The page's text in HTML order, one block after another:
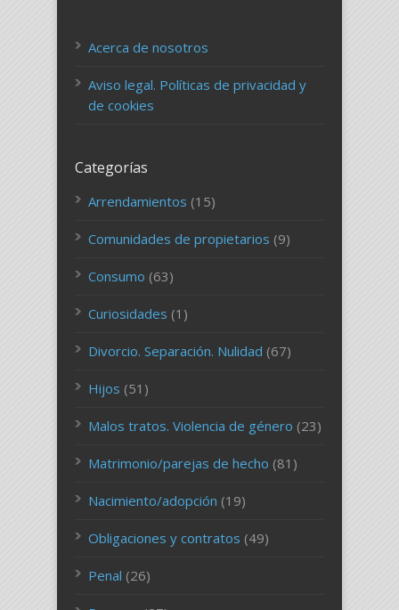
Acerca de nosotros
Aviso legal. Políticas de privacidad y
de cookies
Categorías
Arrendamientos (15)
Comunidades de propietarios (9)
Consumo (63)
Curiosidades (1)
Divorcio. Separación. Nulidad (67)
Hijos (51)
Malos tratos. Violencia de género (23)
Matrimonio/parejas de hecho (81)
Nacimiento/adopción (19)
Obligaciones y contratos (49)
Penal (26)